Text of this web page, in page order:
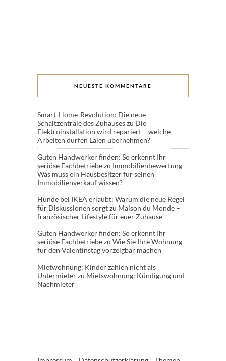
NEUESTE KOMMENTARE
Smart-Home-Revolution: Die neue
Schaltzentrale des Zuhauseszu Die
Elektroinstallation wird repariert – welche
Arbeiten dürfen Laien übernehmen?
Guten Handwerker finden: So erkennt Ihr
seriöse Fachbetriebezu Immobilienbewertung –
Was muss ein Hausbesitzer für seinen
Immobilienverkauf wissen?
Hunde bei IKEA erlaubt: Warum die neue Regel
für Diskussionen sorgtzu Maison du Monde –
französischer Lifestyle für euer Zuhause
Guten Handwerker finden: So erkennt Ihr
seriöse Fachbetriebezu Wie Sie Ihre Wohnung
für den Valentinstag vorzeigbar machen
Mietwohnung: Kinder zählen nicht als
Untermieterzu Mietswohnung: Kündigung und
Nachmieter